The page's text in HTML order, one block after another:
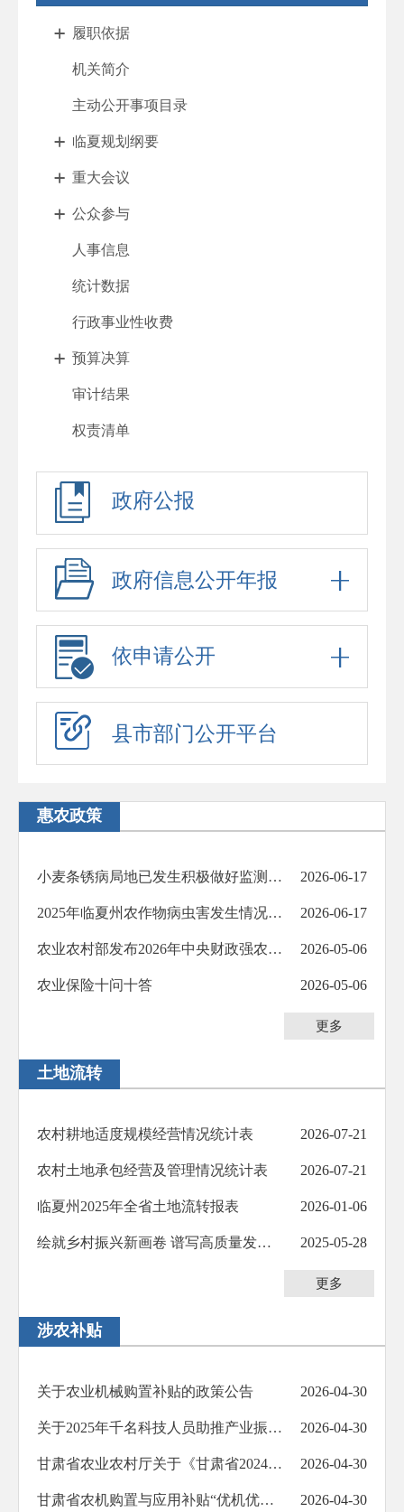
履职依据
机关简介
主动公开事项目录
临夏规划纲要
重大会议
公众参与
人事信息
统计数据
行政事业性收费
预算决算
审计结果
权责清单
处罚强制
重大项目
政府采购
重大民生信息
招考录用
应急预案
应急演练
法治政府建设年度报告
助企纾困
公共企事业信息公开
政府公报
政府信息公开年报
依申请公开
县市部门公开平台
惠农政策
小麦条锈病局地已发生积极做好监测防控工作 2026-06-17
2025年临夏州农作物病虫害发生情况及2026年发生趋势预报 2026-06-17
农业农村部发布2026年中央财政强农惠农富农政策清单 2026-05-06
农业保险十问十答 2026-05-06
更多
土地流转
农村耕地适度规模经营情况统计表 2026-07-21
农村土地承包经营及管理情况统计表 2026-07-21
临夏州2025年全省土地流转报表 2026-01-06
绘就乡村振兴新画卷 谱写高质量发展新篇章——临夏州乡村振兴工作综述 2025-05-28
更多
涉农补贴
关于农业机械购置补贴的政策公告 2026-04-30
关于2025年千名科技人员助推产业振兴行动中药材、蔬菜（食用菌）产业技术体系拨付第二批补助资金的公示 2026-04-30
甘肃省农业农村厅关于《甘肃省2024-2026年农机购置与应用补贴机具补贴额一览表（2026年第一批... 2026-04-30
甘肃省农机购置与应用补贴“优机优补”补贴额一览表 2026-04-30